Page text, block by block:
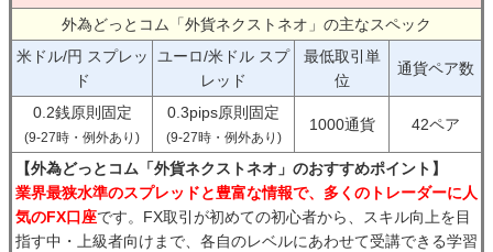
外為どっとコム「外貨ネクストネオ」の主なスペック
米ドル/円 スプレッ
ド
ユーロ/米ドル スプ
レッド
最低取引単
位
通貨ペア数
0.2銭原則固定
(9-27時・例外あり)
0.3pips原則固定
(9-27時・例外あり)
1000通貨 42ペア
【外為どっとコム「外貨ネクストネオ」のおすすめポイント】
業界最狭水準のスプレッドと豊富な情報で、多くのトレーダーに人
気のFX口座です。FX取引が初めての初心者から、スキル向上を目
指す中・上級者向けまで、各自のレベルにあわせて受講できる学習